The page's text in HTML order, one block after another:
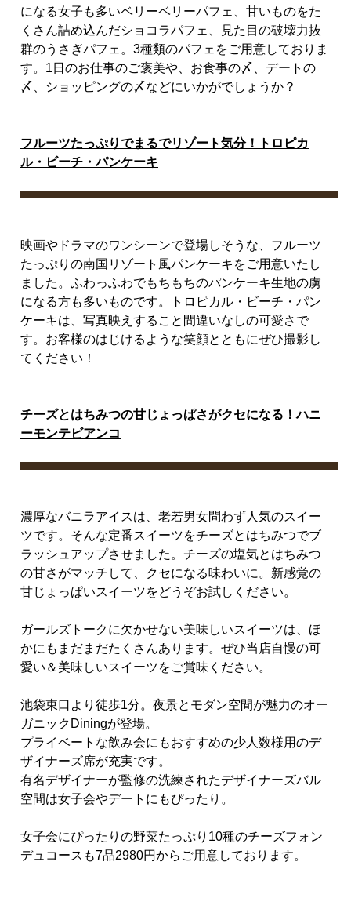
になる女子も多いベリーベリーパフェ、甘いものをた
くさん詰め込んだショコラパフェ、見た目の破壊力抜
群のうさぎパフェ。 3種類のパフェをご用意しておりま
す。 1 日のお仕事のご褒美や、お食事の〆、デートの
〆、ショッピングの〆などにいかがでしょうか？
フルーツたっぷりでまるでリゾート気分！トロピカ
ル・ビーチ・パンケーキ
映画やドラマのワンシーンで登場しそうな、フルーツ
たっぷりの南国リゾート風パンケーキをご用意いたし
ました。ふわっふわでもちもちのパンケーキ生地の虜
になる方も多いものです。トロピカル・ビーチ・パン
ケーキは、写真映えすること間違いなしの可愛さで
す。お客様のはじけるような笑顔とともにぜひ撮影し
てください！
チーズとはちみつの甘じょっぱさがクセになる！ハニ
ーモンテビアンコ
濃厚なバニラアイスは、老若男女問わず人気のスイー
ツです。そんな定番スイーツをチーズとはちみつでブ
ラッシュアップさせました。チーズの塩気とはちみつ
の甘さがマッチして、クセになる味わいに。新感覚の
甘じょっぱいスイーツをどうぞお試しください。
ガールズトークに欠かせない美味しいスイーツは、ほ
かにもまだまだたくさんあります。ぜひ当店自慢の可
愛い＆美味しいスイーツをご賞味ください。
池袋東口より徒歩1分。夜景とモダン空間が魅力のオー
ガニックDiningが登場。
プライベートな飲み会にもおすすめの少人数様用のデ
ザイナーズ席が充実です。
有名デザイナーが監修の洗練されたデザイナーズバル
空間は女子会やデートにもぴったり。
女子会にぴったりの野菜たっぷり10種のチーズフォン
デュコースも7品2980円からご用意しております。